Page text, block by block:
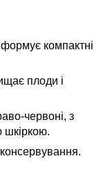
формує компактні
плоди і
червоні, з
шкіркою.
консервування.